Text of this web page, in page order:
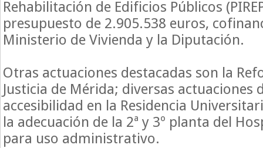
Rehabilitación de Edificios Públicos
presupuesto de 2.905.538 euros,
Ministerio de Vivienda y la Diputación.
Otras actuaciones destacadas son la
Justicia de Mérida; diversas actuaciones
accesibilidad en la Residencia
la adecuación de la 2ª y 3º planta del
para uso administrativo.